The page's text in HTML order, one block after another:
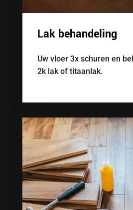
Lak behandeling
Uw vloer 3x schuren en
2k lak of titaanlak.